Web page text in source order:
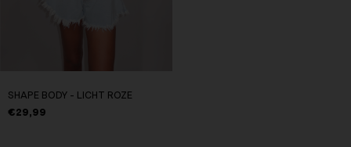
SHAPE BODY - LICHT ROZE
€29,99